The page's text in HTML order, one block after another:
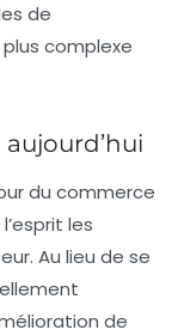
de
complexe
du commerce
les
Au lieu de se
de